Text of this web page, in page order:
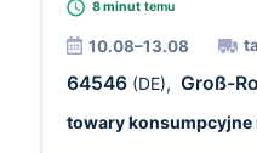
8 minut temu
10.08–13.08
64546 (DE), Groß-
towary konsumpcyjne